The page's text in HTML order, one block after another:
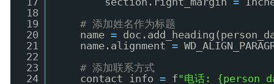
18
19
20
21
22
23
24
# 添加姓名作为标题
name =
name.alignment =
# 添加联系方式
contact_info = f"电话: